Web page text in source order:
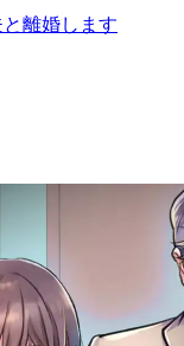
離婚します